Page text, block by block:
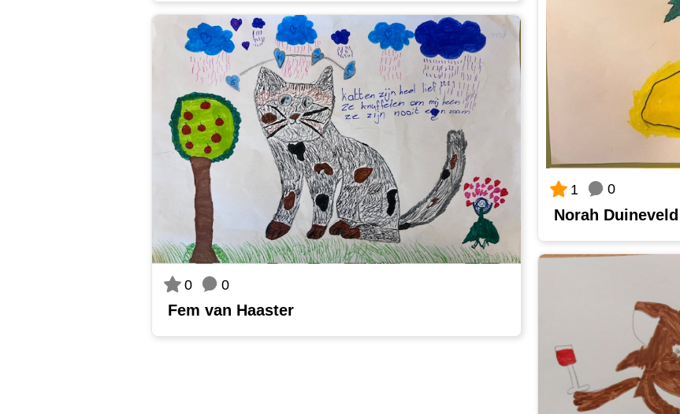
1 0
Norah Duineveld
0 0
Fem van Haaster